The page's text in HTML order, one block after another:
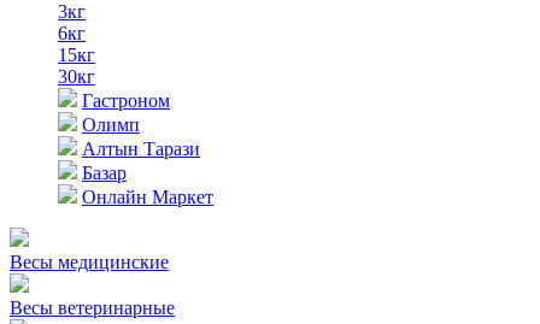
3кг
6кг
15кг
30кг
Гастроном
Олимп
Алтын Тарази
Базар
Онлайн Маркет
Весы медицинские
Весы ветеринарные